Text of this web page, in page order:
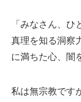
「みなさん、
真理を知る洞察
に満ちた心、闇
私は無宗教です